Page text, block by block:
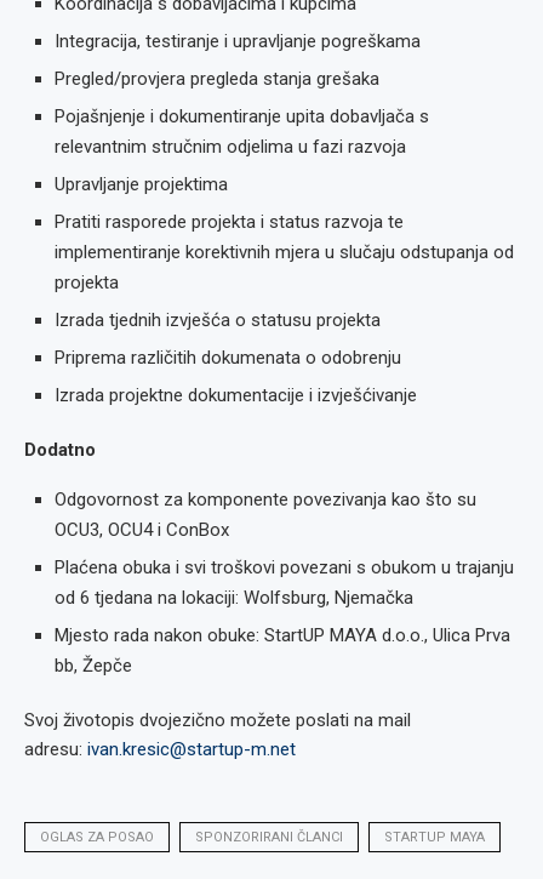
Integracija, testiranje i upravljanje pogreškama
Pregled/provjera pregleda stanja grešaka
Pojašnjenje i dokumentiranje upita dobavljača s
relevantnim stručnim odjelima u fazi razvoja
Upravljanje projektima
Pratiti rasporede projekta i status razvoja te
implementiranje korektivnih mjera u slučaju odstupanja od
projekta
Izrada tjednih izvješća o statusu projekta
Priprema različitih dokumenata o odobrenju
Izrada projektne dokumentacije i izvješćivanje
Dodatno
Odgovornost za komponente povezivanja kao što su
OCU3, OCU4 i ConBox
Plaćena obuka i svi troškovi povezani s obukom u trajanju
od 6 tjedana na lokaciji: Wolfsburg, Njemačka
Mjesto rada nakon obuke: StartUP MAYA d.o.o., Ulica Prva
bb, Žepče
Svoj životopis dvojezično možete poslati na mail
adresu: ivan.kresic@startup-m.net
OGLAS ZA POSAO SPONZORIRANI ČLANCI STARTUP MAYA